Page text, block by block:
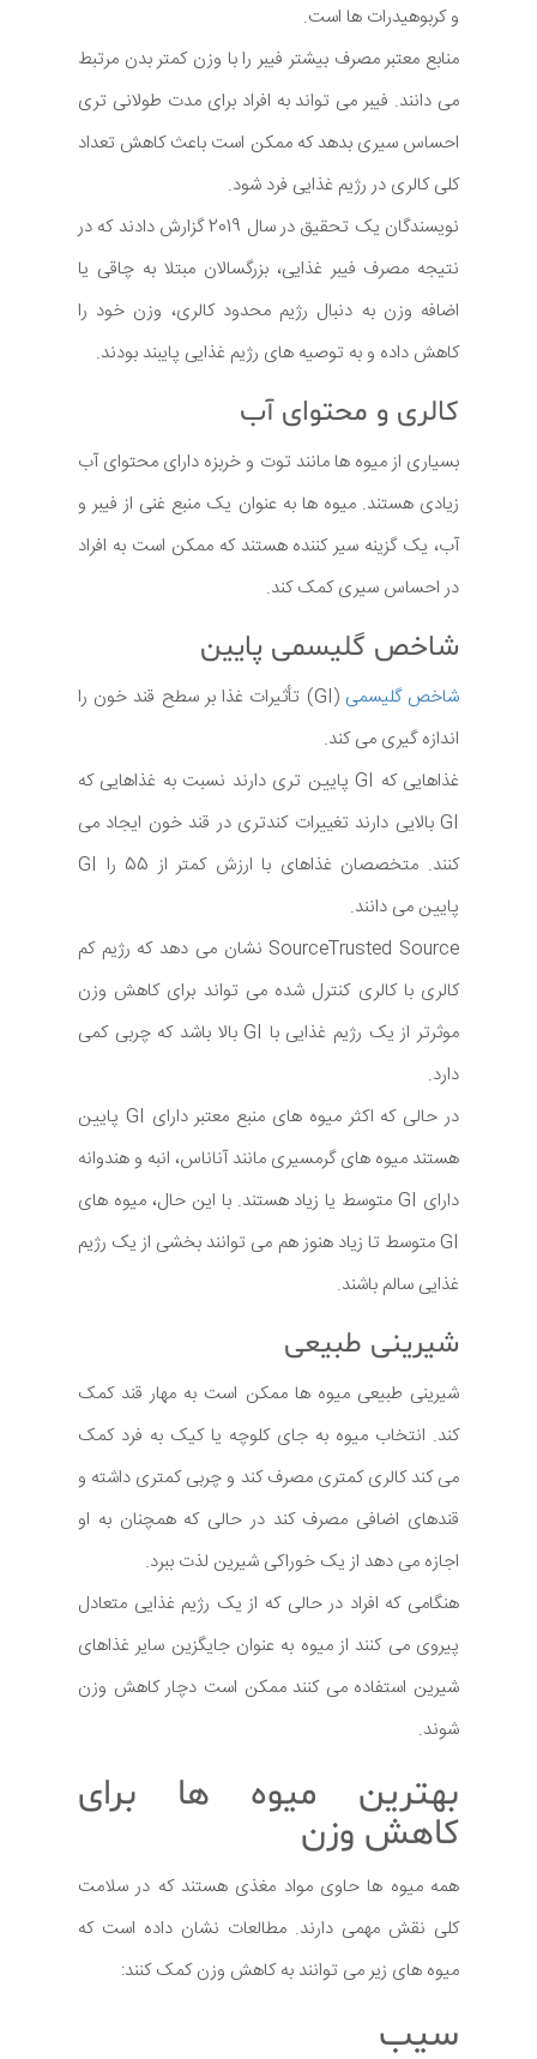
و کربوهیدرات ها است.
منابع معتبر مصرف بیشتر فیبر را با وزن کمتر بدن مرتبط
می دانند. فیبر می تواند به افراد برای مدت طولانی تری
احساس سیری بدهد که ممکن است باعث کاهش تعداد
کلی کالری در رژیم غذایی فرد شود.
نویسندگان یک تحقیق در سال 2019 گزارش دادند که در
نتیجه مصرف فیبر غذایی، بزرگسالان مبتلا به چاقی یا
اضافه وزن به دنبال رژیم محدود کالری، وزن خود را
کاهش داده و به توصیه های رژیم غذایی پایبند بودند.
کالری و محتوای آب
بسیاری از میوه ها مانند توت و خربزه دارای محتوای آب
زیادی هستند. میوه ها به عنوان یک منبع غنی از فیبر و
آب، یک گزینه سیر کننده هستند که ممکن است به افراد
در احساس سیری کمک کند.
شاخص گلیسمی پایین
شاخص گلیسمی
(GI) تأثیرات غذا بر سطح قند خون را
اندازه گیری می کند.
غذاهایی که GI پایین تری دارند نسبت به غذاهایی که
GI بالایی دارند تغییرات کندتری در قند خون ایجاد می
کنند. متخصصان غذاهای با ارزش کمتر از 55 را GI
پایین می دانند.
SourceTrusted Source نشان می دهد که رژیم کم
کالری با کالری کنترل شده می تواند برای کاهش وزن
موثرتر از یک رژیم غذایی با GI بالا باشد که چربی کمی
دارد.
در حالی که اکثر میوه های منبع معتبر دارای GI پایین
هستند میوه های گرمسیری مانند آناناس، انبه و هندوانه
دارای GI متوسط یا زیاد هستند. با این حال، میوه های
GI متوسط تا زیاد هنوز هم می توانند بخشی از یک رژیم
غذایی سالم باشند.
شیرینی طبیعی
شیرینی طبیعی میوه ها ممکن است به مهار قند کمک
کند. انتخاب میوه به جای کلوچه یا کیک به فرد کمک
می کند کالری کمتری مصرف کند و چربی کمتری داشته و
قندهای اضافی مصرف کند در حالی که همچنان به او
اجازه می دهد از یک خوراکی شیرین لذت ببرد.
هنگامی که افراد در حالی که از یک رژیم غذایی متعادل
پیروی می کنند از میوه به عنوان جایگزین سایر غذاهای
شیرین استفاده می کنند ممکن است دچار کاهش وزن
شوند.
بهترین میوه ها برای
کاهش وزن
همه میوه ها حاوی مواد مغذی هستند که در سلامت
کلی نقش مهمی دارند. مطالعات نشان داده است که
میوه های زیر می توانند به کاهش وزن کمک کنند:
سیب